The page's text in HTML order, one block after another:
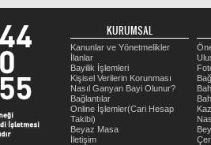
KURUMSAL
Kanunlar ve Yönetmelikler
İlanlar
Bayilik İşlemleri
Kişisel Verilerin Korunması
Nasıl Ganyan Bayi Olunur?
Bağlantılar
Online İşlemler(Cari Hesap
Takibi)
Beyaz Masa
İletişim